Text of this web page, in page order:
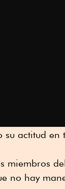
su actitud
miembros
no hay